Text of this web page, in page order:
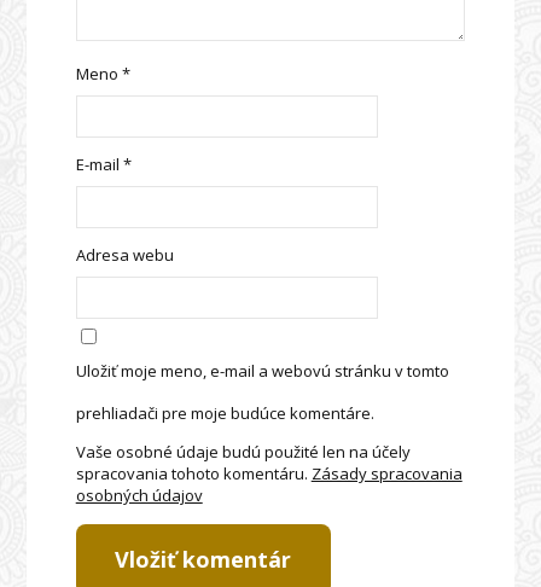
Meno *
E-mail *
Adresa webu
Uložiť moje meno, e-mail a webovú stránku v tomto
prehliadači pre moje budúce komentáre.
Vaše osobné údaje budú použité len na účely
spracovania tohoto komentáru. Zásady spracovania
osobných údajov